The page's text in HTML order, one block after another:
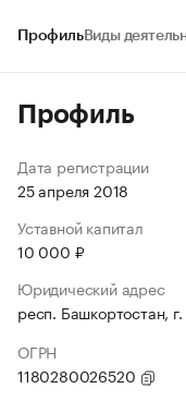
ПрофильВиды
Профиль
Дата регистрации
25 апреля 2018
Уставной капитал
10 000 ₽
Юридический адрес
респ. Башкортостан,
ОГРН
1180280026520